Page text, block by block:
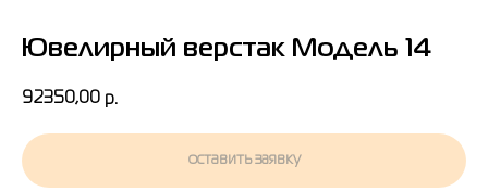
Ювелирный верстак Модель 14
92350,00 р.
оставить заявку